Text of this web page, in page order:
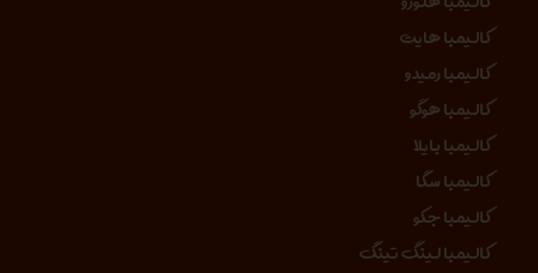
کالیمبا هایت
کالیمبا رمیدو
کالیمبا هوگو
کالیمبا بایلا
کالیمبا سگا
کالیمبا جکو
کالیمبا لینگ تینگ